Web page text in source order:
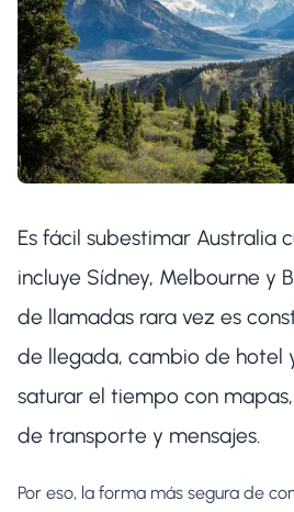
Es fácil subestimar Australia
incluye Sídney, Melbourne y
de llamadas rara vez es
de llegada, cambio de hotel
saturar el tiempo con
de transporte y mensajes.
Por eso, la forma más segura de